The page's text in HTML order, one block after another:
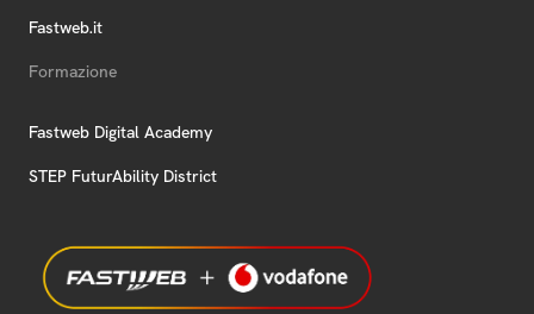
Fastweb.it
Formazione
Fastweb Digital Academy
STEP FuturAbility District